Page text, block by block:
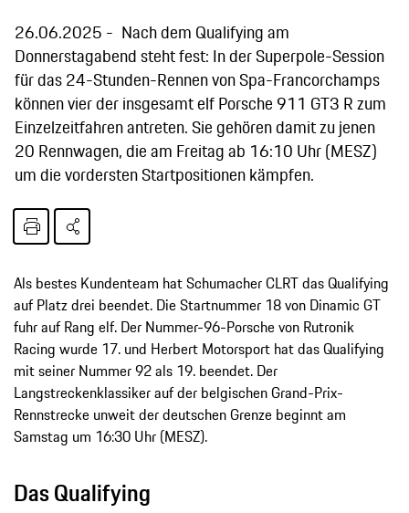
26.06.2025
Nach dem Qualifying am
Donnerstagabend steht fest: In der Superpole-Session
für das 24-Stunden-Rennen von Spa-Francorchamps
können vier der insgesamt elf Porsche 911 GT3 R zum
Einzelzeitfahren antreten. Sie gehören damit zu jenen
20 Rennwagen, die am Freitag ab 16:10 Uhr (MESZ)
um die vordersten Startpositionen kämpfen.
Als bestes Kundenteam hat Schumacher CLRT das Qualifying
auf Platz drei beendet. Die Startnummer 18 von Dinamic GT
fuhr auf Rang elf. Der Nummer-96-Porsche von Rutronik
Racing wurde 17. und Herbert Motorsport hat das Qualifying
mit seiner Nummer 92 als 19. beendet. Der
Langstreckenklassiker auf der belgischen Grand-Prix-
Rennstrecke unweit der deutschen Grenze beginnt am
Samstag um 16:30 Uhr (MESZ).
Das Qualifying